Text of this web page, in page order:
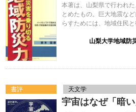
本著は、山梨県で行われ
とめたもの。巨大地震な
らすためには、地域住民
山梨大学地域防
書評 天文学
宇宙はなぜ「暗